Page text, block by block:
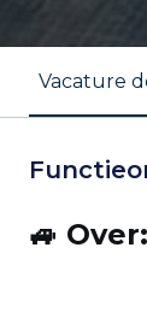
Vacature
🚙 Over: